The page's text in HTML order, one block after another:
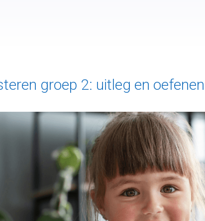
groep 2: uitleg en